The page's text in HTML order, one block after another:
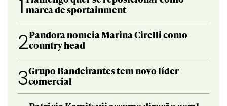
1 marca de sportainment
2Pandora nomeia Marina Cirelli como
country head
3Grupo Bandeirantes tem novo líder
comercial